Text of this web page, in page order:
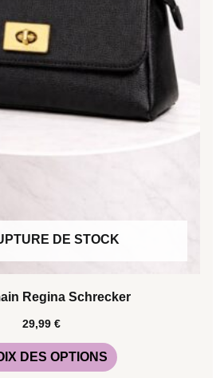
DE STOCK
Regina Schrecker
29,99 €
DES OPTIONS
être
choisies
sur
page